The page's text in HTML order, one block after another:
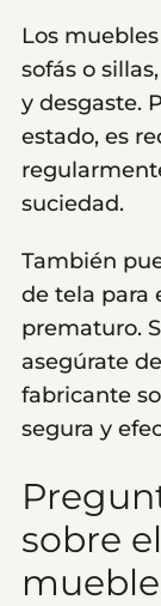
Los
sofás o
y desgaste.
estado, es
suciedad.
También
de tela para
prematuro.
asegúrate
fabricante
segura y
sobre